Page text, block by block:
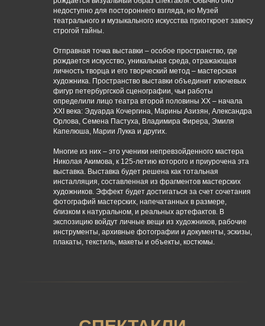
недоступно для постороннего взгляда, но Музей
театрального и музыкального искусства приоткроет завесу
строгой тайны.
Отправная точка выставки – особое пространство, где
рождается искусство, уникальная среда, отражающая
личность творца и его творческий метод – мастерская
художника. Пространство выставки объединит ключевых
фигур петербургской сценографии, чьи работы
определили лицо театра второй половины XX – начала
XXI века: Эдуарда Кочергина, Марины Азизян, Александра
Орлова, Семена Пастуха, Владимира Фирера, Эмиля
Капелюша, Марии Лукка и других.
Многие из них – это ученики непревзойденного мастера
Николая Акимова, к 125-летию которого и приурочена эта
выставка. Выставка будет решена как тотальная
инсталляция, составленная из фрагментов мастерских
художников. Эффект будет достигаться за счет сочетания
фотографий мастерских, напечатанных в размере,
близком к натуральном, и реальных артефактов. В
экспозицию войдут личные вещи из художников, рабочие
инструменты, архивные фотографии и документы, эскизы,
плакаты, текстиль, макеты и объекты, костюмы.